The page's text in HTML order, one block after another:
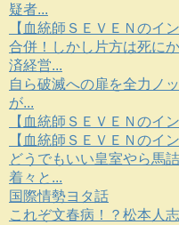
疑者...
【血統師ＳＥＶＥＮのイ
合併！しかし片方は死に
済経営...
自ら破滅への扉を全力ノ
が...
【血統師ＳＥＶＥＮのイ
【血統師ＳＥＶＥＮのイ
どうでもいい皇室やら馬
着々と...
国際情勢ヨタ話
これぞ文春病！？松本人